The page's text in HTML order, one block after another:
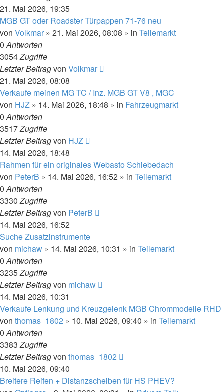
21. Mai 2026, 19:35
MGB GT oder Roadster Türpappen 71-76 neu
von Volkmar » 21. Mai 2026, 08:08 » in Teilemarkt
0Antworten
3054Zugriffe
Letzter Beitragvon Volkmar
21. Mai 2026, 08:08
Verkaufe meinen MG TC / Inz. MGB GT V8 , MGC
von HJZ » 14. Mai 2026, 18:48 » in Fahrzeugmarkt
0Antworten
3517Zugriffe
Letzter Beitragvon HJZ
14. Mai 2026, 18:48
Rahmen für ein originales Webasto Schiebedach
von PeterB » 14. Mai 2026, 16:52 » in Teilemarkt
0Antworten
3330Zugriffe
Letzter Beitragvon PeterB
14. Mai 2026, 16:52
Suche Zusatzinstrumente
von michaw » 14. Mai 2026, 10:31 » in Teilemarkt
0Antworten
3235Zugriffe
Letzter Beitragvon michaw
14. Mai 2026, 10:31
Verkaufe Lenkung und Kreuzgelenk MGB Chrommodelle RHD
von thomas_1802 » 10. Mai 2026, 09:40 » in Teilemarkt
0Antworten
3383Zugriffe
Letzter Beitragvon thomas_1802
10. Mai 2026, 09:40
Breitere Reifen + Distanzscheiben für HS PHEV?